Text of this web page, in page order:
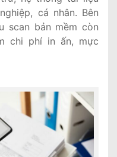
cá nhân. Bên
scan bản mềm còn
chi phí in ấn, mực